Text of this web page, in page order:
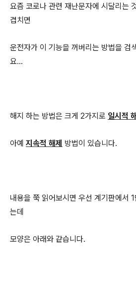
요즘 코로나 관련 재난문자에 시달리는
겹치면
운전자가 이 기능을 꺼버리는 방법을 검
요...
해지 하는 방법은 크게 2가지로 일시적
아예 지속적 해제 방법이 있습니다.
내용을 쭉 읽어보시면 우선 계기판에서
는데
모양은 아래와 같습니다.